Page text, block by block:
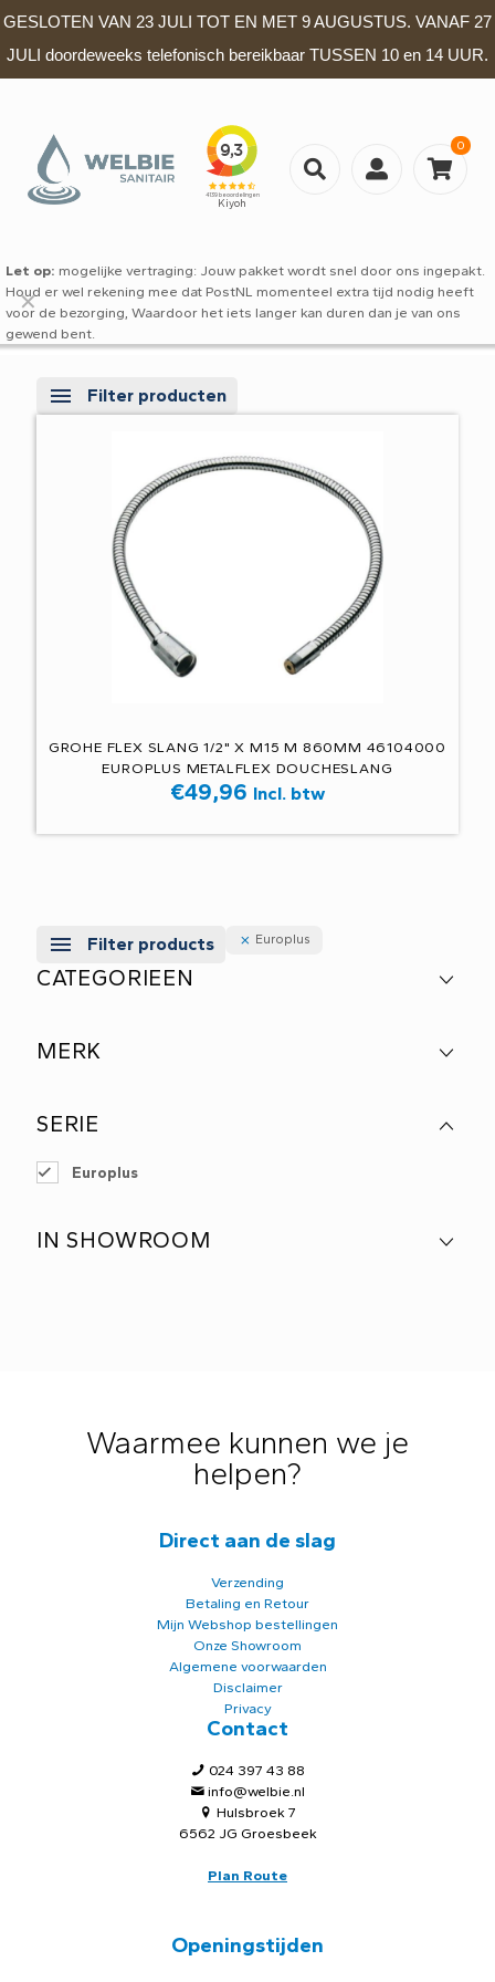
GESLOTEN VAN 23 JULI TOT EN MET 9 AUGUSTUS. VANAF 27
JULI doordeweeks telefonisch bereikbaar TUSSEN 10 en 14 UUR.
0
Let op: mogelijke vertraging: Jouw pakket wordt snel door ons ingepakt.
Houd er wel rekening mee dat PostNL momenteel extra tijd nodig heeft
voor de bezorging, Waardoor het iets langer kan duren dan je van ons
gewend bent.
✕
Filter producten
GROHE FLEX SLANG 1/2" X M15 M 860MM 46104000
EUROPLUS METALFLEX DOUCHESLANG
€49,96 Incl. btw
Filter products Europlus
CATEGORIEEN
MERK
SERIE
Europlus
IN SHOWROOM
Waarmee kunnen we je
helpen?
Direct aan de slag
Verzending
Betaling en Retour
Mijn Webshop bestellingen
Onze Showroom
Algemene voorwaarden
Disclaimer
Privacy
Contact
024 397 43 88
info@welbie.nl
Hulsbroek 7
6562 JG Groesbeek
Plan Route
Openingstijden